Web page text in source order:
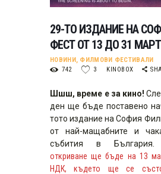
29-ТО ИЗДАНИЕ НА
ФЕСТ ОТ 13 ДО 31 МАРТ
НОВИНИ, ФИЛМОВИ ФЕСТИВАЛИ
742
3 KINOBOX
Шшш, време е за кино!
ден ще бъде поставено
тото издание на София
от най-мащабните и
събития в
откриване ще бъде на 13
НДК, където ще се